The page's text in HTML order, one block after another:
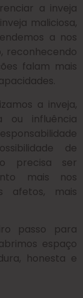
a inveja
maliciosa,
a nos
reconhecendo
falam mais
a inveja,
ou influência
de
precisa ser
mais nos
afetos, mais
passo para
espaço
honesta e